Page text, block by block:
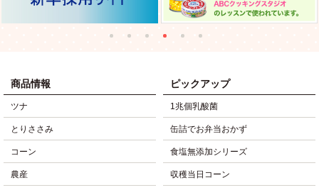
商品情報
ツナ
とりささみ
コーン
農産
ピックアップ
1兆個乳酸菌
缶詰でお弁当おかず
食塩無添加シリーズ
収穫当日コーン